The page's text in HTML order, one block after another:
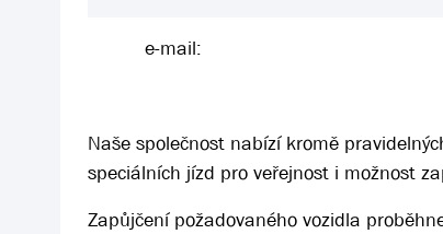
e-mail:
Naše společnost nabízí kromě
speciálních jízd pro veřejnost i možnost
Zapůjčení požadovaného vozidla